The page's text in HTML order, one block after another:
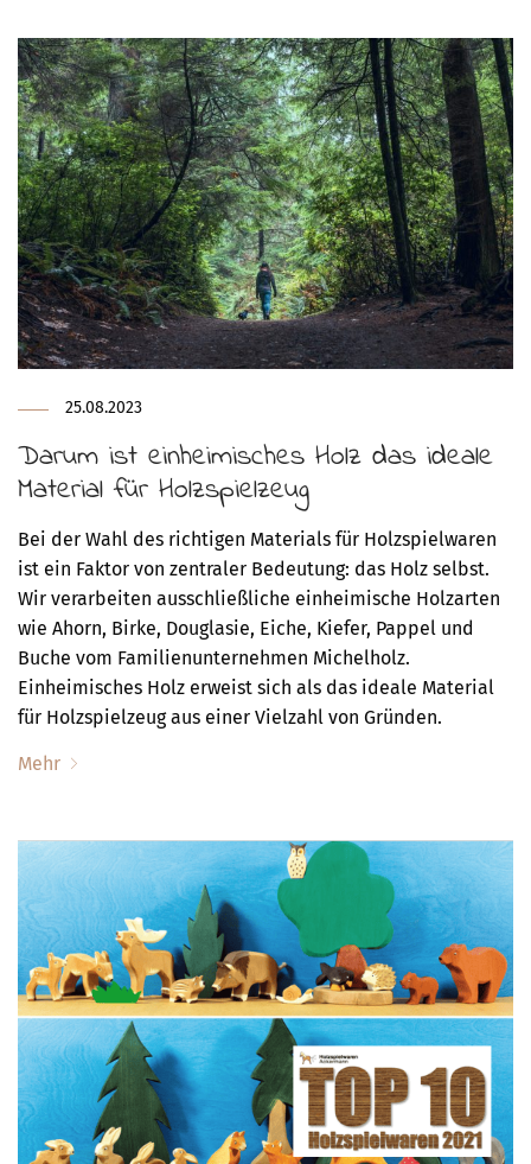
25.08.2023
Darum ist einheimisches Holz das ideale
Material für Holzspielzeug
Bei der Wahl des richtigen Materials für Holzspielwaren
ist ein Faktor von zentraler Bedeutung: das Holz selbst.
Wir verarbeiten ausschließliche einheimische Holzarten
wie Ahorn, Birke, Douglasie, Eiche, Kiefer, Pappel und
Buche vom Familienunternehmen Michelholz.
Einheimisches Holz erweist sich als das ideale Material
für Holzspielzeug aus einer Vielzahl von Gründen.
Mehr